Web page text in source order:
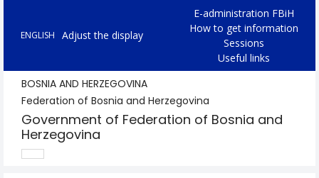
ENGLISH Adjust the display
E-administration FBiH
How to get information
Sessions
Useful links
BOSNIA AND HERZEGOVINA
Federation of Bosnia and Herzegovina
Government of Federation of Bosnia and
Herzegovina